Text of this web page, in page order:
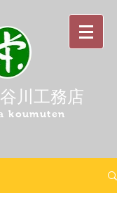
川工務店
koumuten